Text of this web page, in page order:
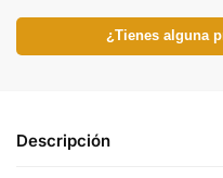
¿Tienes alguna
Descripción